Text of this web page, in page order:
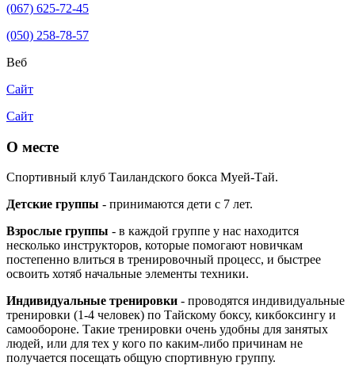
(067) 625-72-45
(050) 258-78-57
Веб
Сайт
Сайт
О месте
Спортивный клуб Таиландского бокса Муей-Тай.
Детские группы - принимаются дети с 7 лет.
Взрослые группы - в каждой группе у нас находится
несколько инструкторов, которые помогают новичкам
постепенно влиться в тренировочный процесс, и быстрее
освоить хотяб начальные элементы техники.
Индивидуальные тренировки - проводятся индивидуальные
тренировки (1-4 человек) по Тайскому боксу, кикбоксингу и
самообороне. Такие тренировки очень удобны для занятых
людей, или для тех у кого по каким-либо причинам не
получается посещать общую спортивную группу.